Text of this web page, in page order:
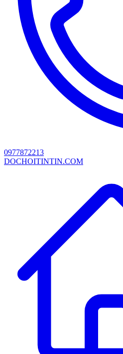
0977872213
DOCHOITINTIN.COM